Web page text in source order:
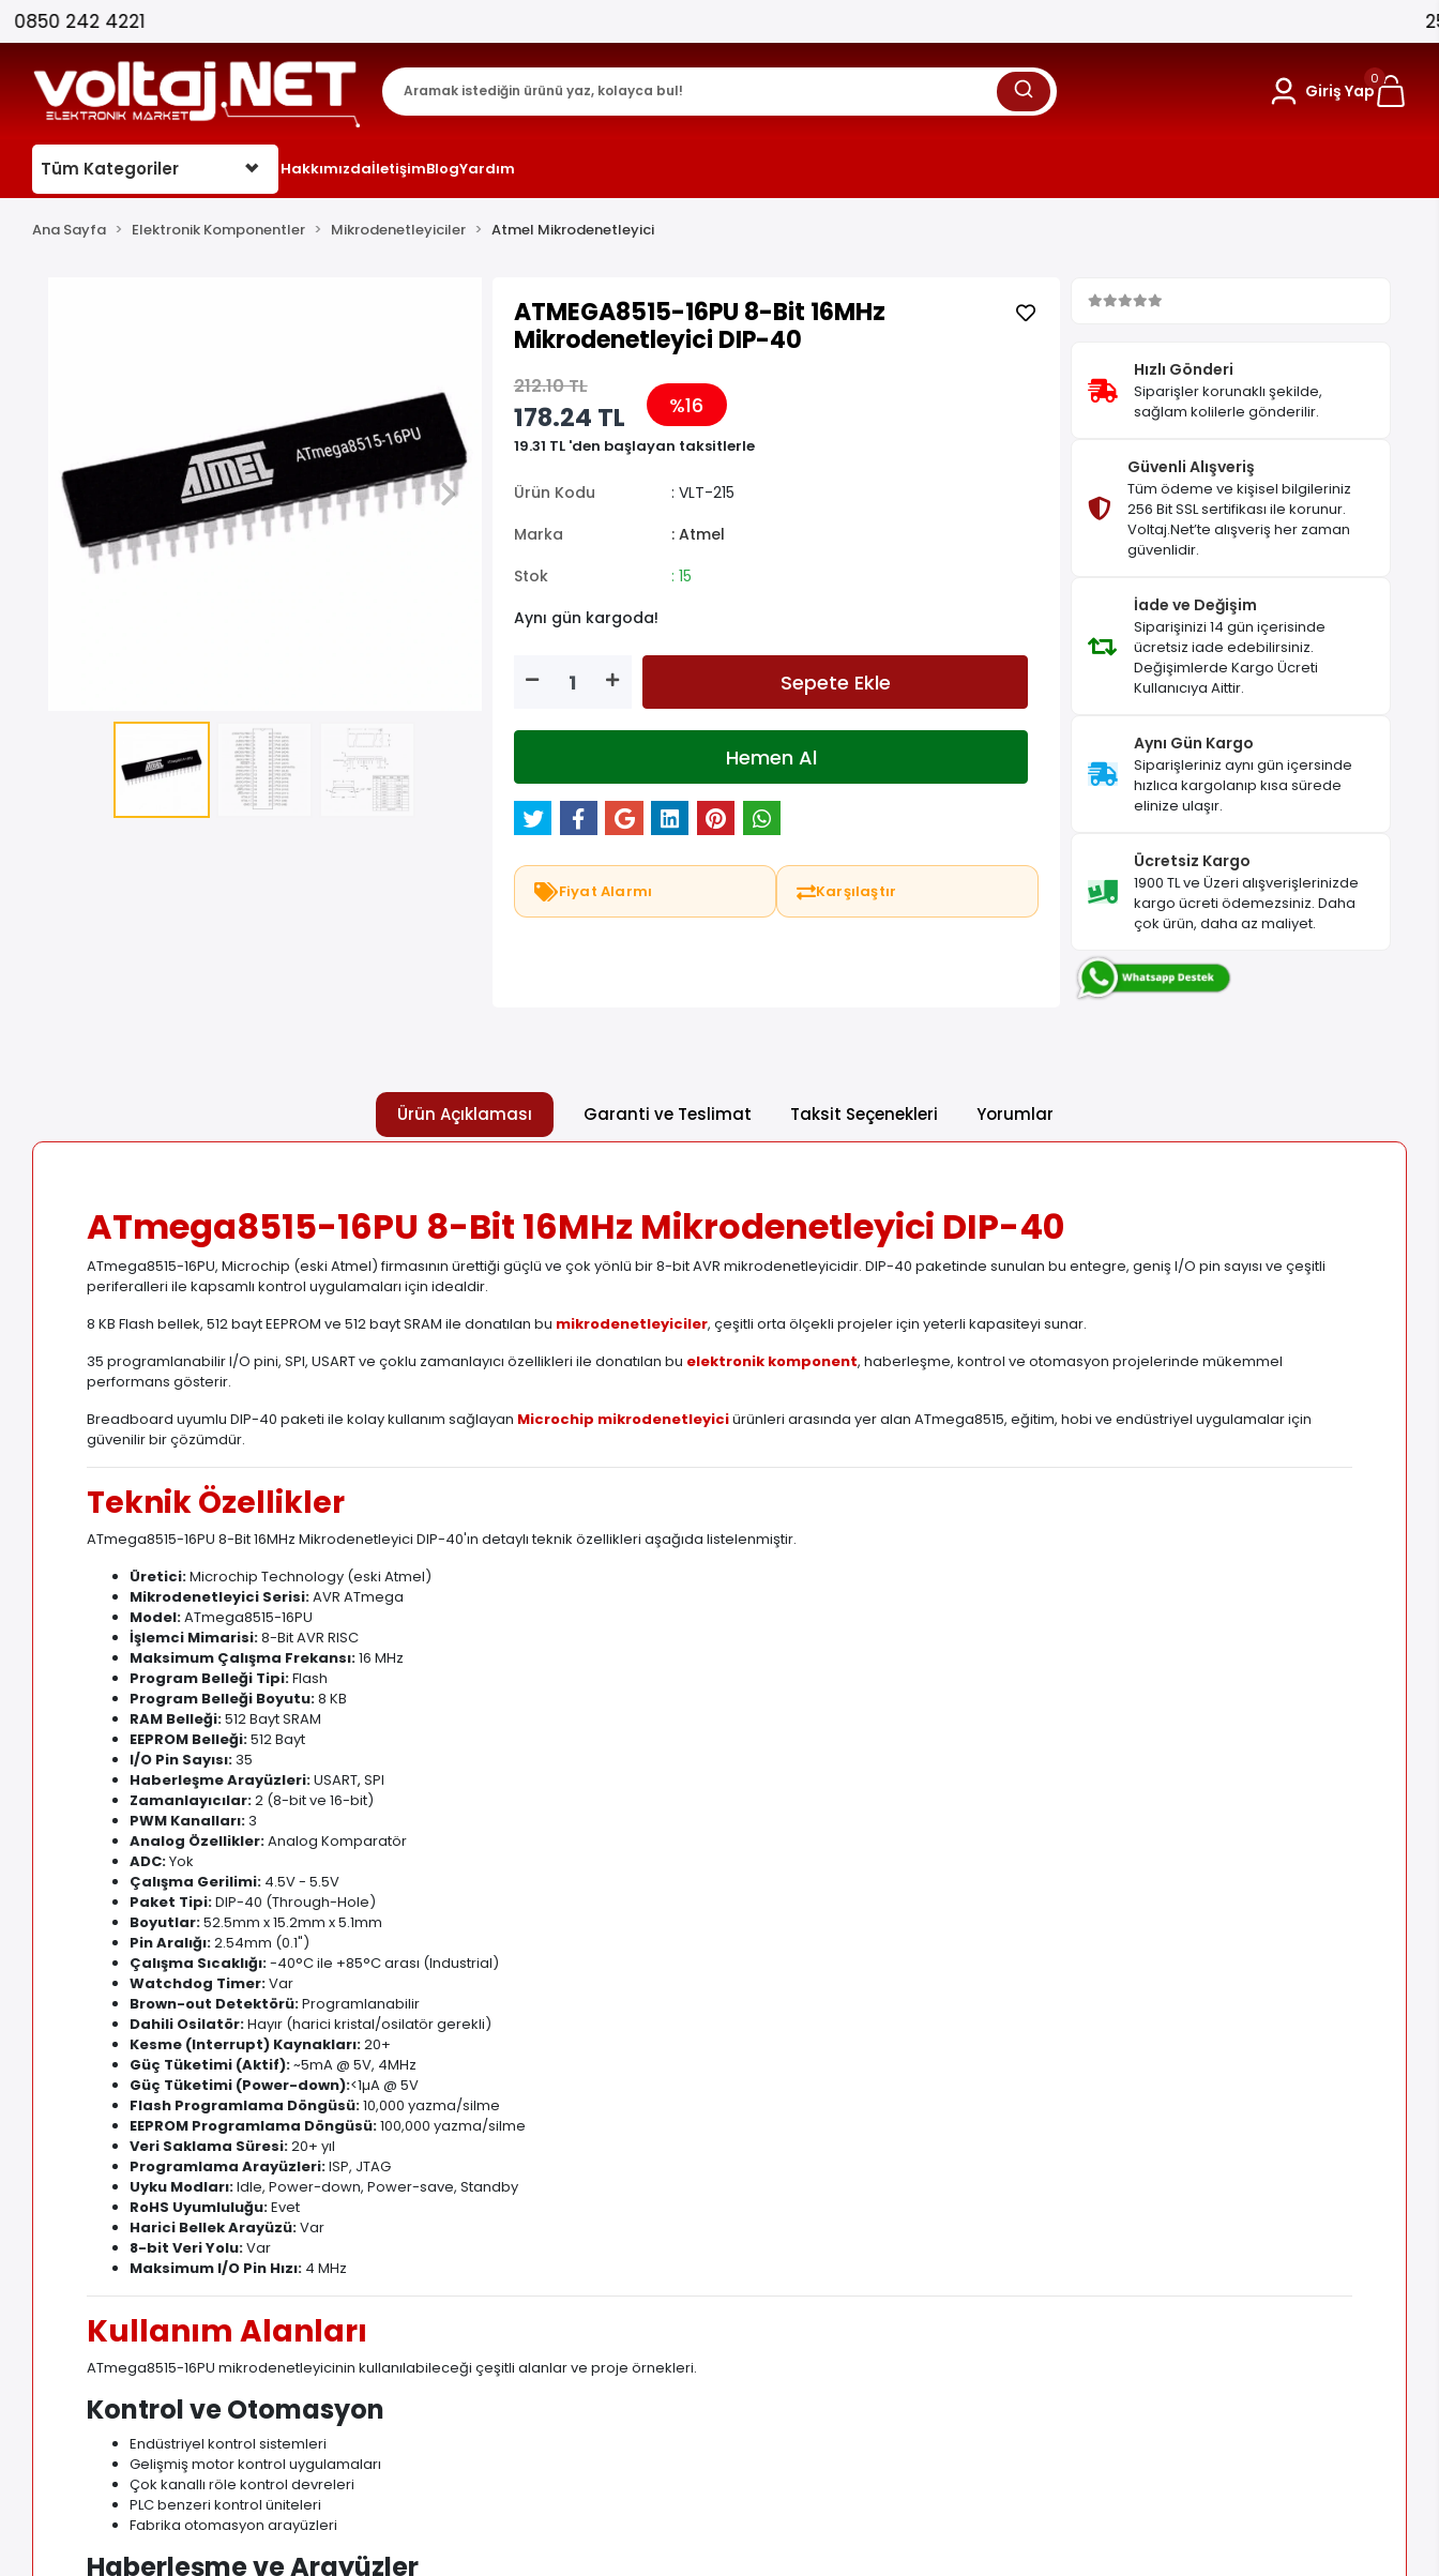
Giriş Yap
0
Tüm Kategoriler HakkımızdaİletişimBlogYardım
Ana Sayfa Elektronik Komponentler Mikrodenetleyiciler Atmel Mikrodenetleyici
ATMEGA8515-16PU 8-Bit 16MHz
Mikrodenetleyici DIP-40
212.10 TL
178.24 TL %16
19.31 TL 'den başlayan taksitlerle
Ürün Kodu
: VLT-215
Marka
: Atmel
Stok
: 15
Aynı gün kargoda!
Sepete Ekle
Hemen Al
Fiyat Alarmı Karşılaştır
Hızlı Gönderi
Siparişler korunaklı şekilde,
sağlam kolilerle gönderilir.
Güvenli Alışveriş
Tüm ödeme ve kişisel bilgileriniz
256 Bit SSL sertifikası ile korunur.
Voltaj.Net’te alışveriş her zaman
güvenlidir.
İade ve Değişim
Siparişinizi 14 gün içerisinde
ücretsiz iade edebilirsiniz.
Değişimlerde Kargo Ücreti
Kullanıcıya Aittir.
Aynı Gün Kargo
Siparişleriniz aynı gün içersinde
hızlıca kargolanıp kısa sürede
elinize ulaşır.
Ücretsiz Kargo
1900 TL ve Üzeri alışverişlerinizde
kargo ücreti ödemezsiniz. Daha
çok ürün, daha az maliyet.
Ürün Açıklaması Garanti ve Teslimat Taksit Seçenekleri Yorumlar
ATmega8515-16PU 8-Bit 16MHz Mikrodenetleyici DIP-40
ATmega8515-16PU, Microchip (eski Atmel) firmasının ürettiği güçlü ve çok yönlü bir 8-bit AVR mikrodenetleyicidir. DIP-40 paketinde sunulan bu entegre, geniş I/O pin sayısı ve çeşitli
periferalleri ile kapsamlı kontrol uygulamaları için idealdir.
8 KB Flash bellek, 512 bayt EEPROM ve 512 bayt SRAM ile donatılan bu mikrodenetleyiciler, çeşitli orta ölçekli projeler için yeterli kapasiteyi sunar.
35 programlanabilir I/O pini, SPI, USART ve çoklu zamanlayıcı özellikleri ile donatılan bu elektronik komponent, haberleşme, kontrol ve otomasyon projelerinde mükemmel
performans gösterir.
Breadboard uyumlu DIP-40 paketi ile kolay kullanım sağlayan Microchip mikrodenetleyiciürünleri arasında yer alan ATmega8515, eğitim, hobi ve endüstriyel uygulamalar için
güvenilir bir çözümdür.
Teknik Özellikler
ATmega8515-16PU 8-Bit 16MHz Mikrodenetleyici DIP-40'ın detaylı teknik özellikleri aşağıda listelenmiştir.
Üretici:Microchip Technology (eski Atmel)
Mikrodenetleyici Serisi:AVR ATmega
Model:ATmega8515-16PU
İşlemci Mimarisi:8-Bit AVR RISC
Maksimum Çalışma Frekansı:16 MHz
Program Belleği Tipi:Flash
Program Belleği Boyutu:8 KB
RAM Belleği:512 Bayt SRAM
EEPROM Belleği:512 Bayt
I/O Pin Sayısı:35
Haberleşme Arayüzleri:USART, SPI
Zamanlayıcılar:2 (8-bit ve 16-bit)
PWM Kanalları:3
Analog Özellikler:Analog Komparatör
ADC:Yok
Çalışma Gerilimi: 4.5V - 5.5V
Paket Tipi:DIP-40 (Through-Hole)
Boyutlar:52.5mm x 15.2mm x 5.1mm
Pin Aralığı:2.54mm (0.1")
Çalışma Sıcaklığı:-40°C ile +85°C arası (Industrial)
Watchdog Timer:Var
Brown-out Detektörü:Programlanabilir
Dahili Osilatör:Hayır (harici kristal/osilatör gerekli)
Kesme (Interrupt) Kaynakları:20+
Güç Tüketimi (Aktif):~5mA @ 5V, 4MHz
Güç Tüketimi (Power-down):<1µA @ 5V
Flash Programlama Döngüsü:10,000 yazma/silme
EEPROM Programlama Döngüsü:100,000 yazma/silme
Veri Saklama Süresi:20+ yıl
Programlama Arayüzleri:ISP, JTAG
Uyku Modları:Idle, Power-down, Power-save, Standby
RoHS Uyumluluğu:Evet
Harici Bellek Arayüzü:Var
8-bit Veri Yolu:Var
Maksimum I/O Pin Hızı: 4 MHz
Kullanım Alanları
ATmega8515-16PU mikrodenetleyicinin kullanılabileceği çeşitli alanlar ve proje örnekleri.
Kontrol ve Otomasyon
Endüstriyel kontrol sistemleri
Gelişmiş motor kontrol uygulamaları
Çok kanallı röle kontrol devreleri
PLC benzeri kontrol üniteleri
Fabrika otomasyon arayüzleri
Haberleşme ve Arayüzler